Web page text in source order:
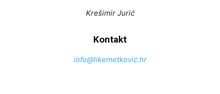
Krešimir Jurić
Kontakt
info@likemetkovic.hr